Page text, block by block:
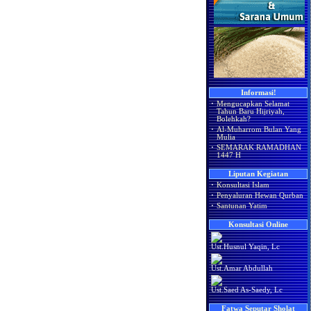
Informasi!
· Mengucapkan Selamat
Tahun Baru Hijriyah,
Bolehkah?
· Al-Muharrom Bulan Yang
Mulia
· SEMARAK RAMADHAN
1447 H
Liputan Kegiatan
· Konsultasi Islam
· Penyaluran Hewan Qurban
· Santunan Yatim
Konsultasi Online
Ust.Husnul Yaqin, Lc
Ust.Amar Abdullah
Ust.Saed As-Saedy, Lc
Fatwa Seputar Sholat